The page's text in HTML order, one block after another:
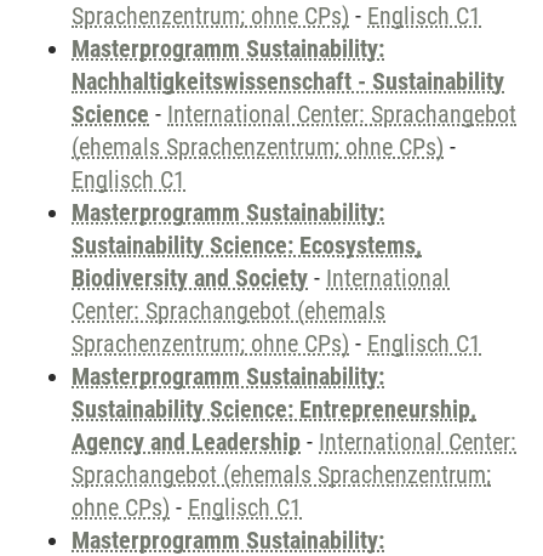
Sprachenzentrum; ohne CPs) - Englisch C1
Masterprogramm Sustainability:
Nachhaltigkeitswissenschaft - Sustainability
Science - International Center: Sprachangebot
(ehemals Sprachenzentrum; ohne CPs) -
Englisch C1
Masterprogramm Sustainability:
Sustainability Science: Ecosystems,
Biodiversity and Society - International
Center: Sprachangebot (ehemals
Sprachenzentrum; ohne CPs) - Englisch C1
Masterprogramm Sustainability:
Sustainability Science: Entrepreneurship,
Agency and Leadership - International Center:
Sprachangebot (ehemals Sprachenzentrum;
ohne CPs) - Englisch C1
Masterprogramm Sustainability: